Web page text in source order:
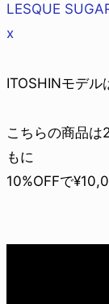
LESQUE
x
ITOSHINモデル
こちらの商品は
もに
10%OFFで